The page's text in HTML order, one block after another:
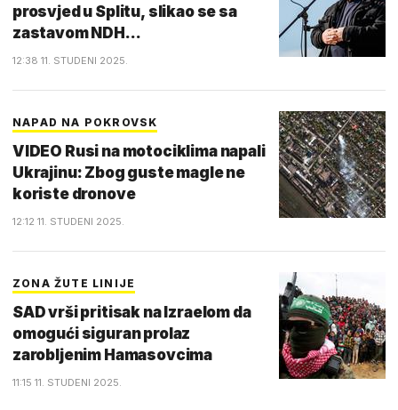
prosvjed u Splitu, slikao se sa
zastavom NDH...
12:38 11. STUDENI 2025.
NAPAD NA POKROVSK
VIDEO Rusi na motociklima napali
Ukrajinu: Zbog guste magle ne
koriste dronove
12:12 11. STUDENI 2025.
ZONA ŽUTE LINIJE
SAD vrši pritisak na Izraelom da
omogući siguran prolaz
zarobljenim Hamasovcima
11:15 11. STUDENI 2025.